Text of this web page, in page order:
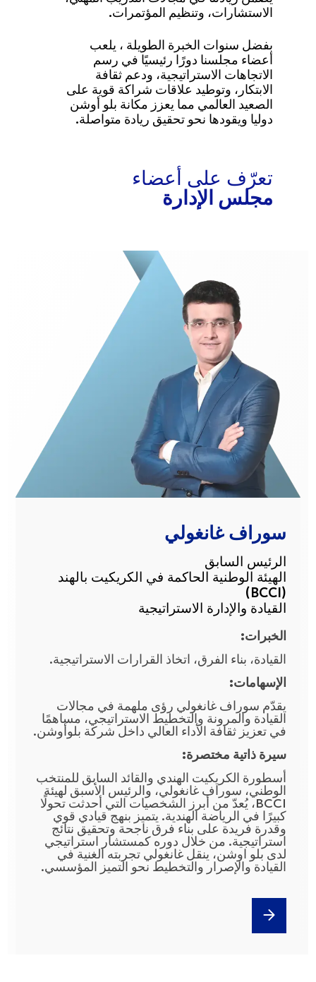
BOWLD
الجوائز
الحياة في بلو أوشن
الاستشارات، وتنظيم المؤتمرات.
بفضل سنوات الخبرة الطويلة ، يلعب
أعضاء مجلسنا دورًا رئيسيًا في رسم
الاتجاهات الاستراتيجية، ودعم ثقافة
الابتكار، وتوطيد علاقات شراكة قوية على
الصعيد العالمي مما يعزز مكانة بلو أوشن
دوليا ويقودها نحو تحقيق ريادة متواصلة.
تعرّف على أعضاء
مجلس الإدارة
سوراف غانغولي
الرئيس السابق
الهيئة الوطنية الحاكمة في الكريكيت بالهند
(BCCI)
القيادة والإدارة الاستراتيجية
الخبرات:
القيادة، بناء الفرق، اتخاذ القرارات الاستراتيجية.
الإسهامات:
يقدّم سوراف غانغولي رؤى ملهمة في مجالات
القيادة والمرونة والتخطيط الاستراتيجي، مساهمًا
في تعزيز ثقافة الأداء العالي داخل شركة بلوأوشن.
سيرة ذاتية مختصرة:
أسطورة الكريكيت الهندي والقائد السابق للمنتخب
الوطني، سوراف غانغولي، والرئيس الأسبق لهيئة
BCCI، يُعدّ من أبرز الشخصيات التي أحدثت تحولًا
كبيرًا في الرياضة الهندية. يتميز بنهج قيادي قوي
وقدرة فريدة على بناء فرق ناجحة وتحقيق نتائج
استراتيجية. من خلال دوره كمستشار استراتيجي
لدى بلو اوشن، ينقل غانغولي تجربته الغنية في
القيادة والإصرار والتخطيط نحو التميز المؤسسي.